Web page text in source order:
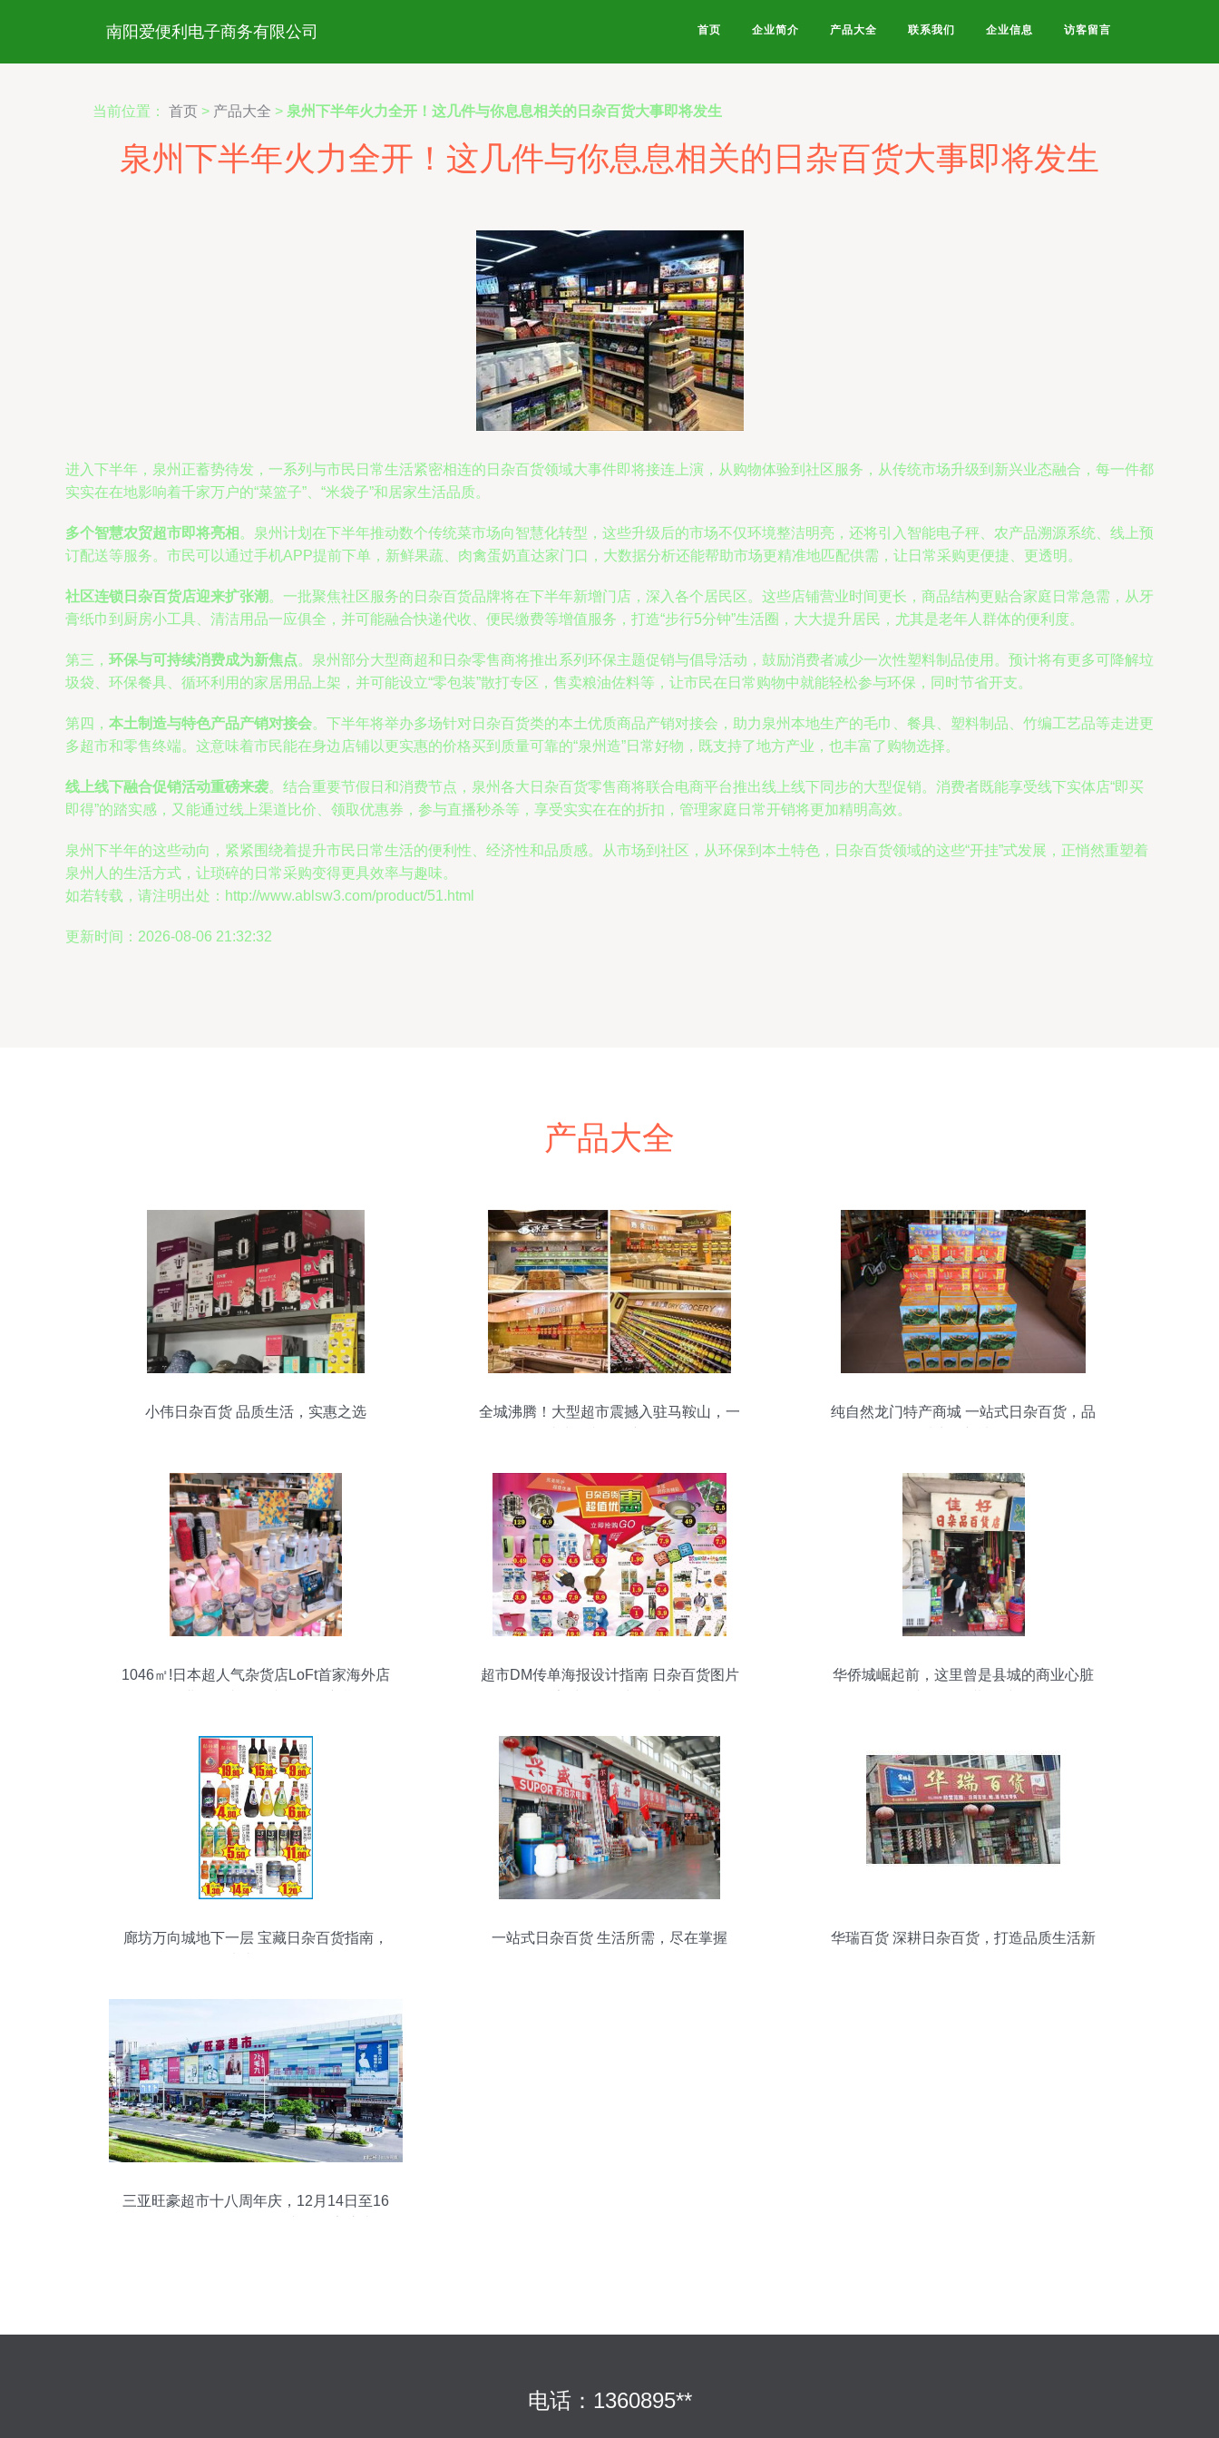
南阳爱便利电子商务有限公司 首页 企业简介 产品大全 联系我们 企业信息 访客留言
当前位置： 首页 > 产品大全 > 泉州下半年火力全开！这几件与你息息相关的日杂百货大事即将发生
泉州下半年火力全开！这几件与你息息相关的日杂百货大事即将发生
进入下半年，泉州正蓄势待发，一系列与市民日常生活紧密相连的日杂百货领域大事件即将接连上演，从购物体验到社区服务，从传统市场升级到新兴业态融合，每一件都
实实在在地影响着千家万户的“菜篮子”、“米袋子”和居家生活品质。
多个智慧农贸超市即将亮相 。泉州计划在下半年推动数个传统菜市场向智慧化转型，这些升级后的市场不仅环境整洁明亮，还将引入智能电子秤、农产品溯源系统、线上预
订配送等服务。市民可以通过手机APP提前下单，新鲜果蔬、肉禽蛋奶直达家门口，大数据分析还能帮助市场更精准地匹配供需，让日常采购更便捷、更透明。
社区连锁日杂百货店迎来扩张潮 。一批聚焦社区服务的日杂百货品牌将在下半年新增门店，深入各个居民区。这些店铺营业时间更长，商品结构更贴合家庭日常急需，从牙
膏纸巾到厨房小工具、清洁用品一应俱全，并可能融合快递代收、便民缴费等增值服务，打造“步行5分钟”生活圈，大大提升居民，尤其是老年人群体的便利度。
第三， 环保与可持续消费成为新焦点。泉州部分大型商超和日杂零售商将推出系列环保主题促销与倡导活动，鼓励消费者减少一次性塑料制品使用。预计将有更多可降解垃
圾袋、环保餐具、循环利用的家居用品上架，并可能设立“零包装”散打专区，售卖粮油佐料等，让市民在日常购物中就能轻松参与环保，同时节省开支。
第四， 本土制造与特色产品产销对接会。下半年将举办多场针对日杂百货类的本土优质商品产销对接会，助力泉州本地生产的毛巾、餐具、塑料制品、竹编工艺品等走进更
多超市和零售终端。这意味着市民能在身边店铺以更实惠的价格买到质量可靠的“泉州造”日常好物，既支持了地方产业，也丰富了购物选择。
线上线下融合促销活动重磅来袭。结合重要节假日和消费节点，泉州各大日杂百货零售商将联合电商平台推出线上线下同步的大型促销。消费者既能享受线下实体店“即买
即得”的踏实感，又能通过线上渠道比价、领取优惠券，参与直播秒杀等，享受实实在在的折扣，管理家庭日常开销将更加精明高效。
泉州下半年的这些动向，紧紧围绕着提升市民日常生活的便利性、经济性和品质感。从市场到社区，从环保到本土特色，日杂百货领域的这些“开挂”式发展，正悄然重塑着
泉州人的生活方式，让琐碎的日常采购变得更具效率与趣味。
如若转载，请注明出处：http://www.ablsw3.com/product/51.html
更新时间：2026-08-06 21:32:32
产品大全
小伟日杂百货 品质生活，实惠之选
全城沸腾！大型超市震撼入驻马鞍山，一
纯自然龙门特产商城 一站式日杂百货，品
1046㎡!日本超人气杂货店LoFt首家海外店
超市DM传单海报设计指南 日杂百货图片
华侨城崛起前，这里曾是县城的商业心脏
廊坊万向城地下一层 宝藏日杂百货指南，
一站式日杂百货 生活所需，尽在掌握
华瑞百货 深耕日杂百货，打造品质生活新
三亚旺豪超市十八周年庆，12月14日至16
电话：1360895**